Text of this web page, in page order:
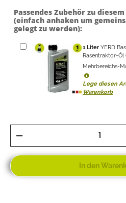
Passendes Zubehör zu
(einfach anhaken um
gelegt zu werden):
1 LiterYERD
Rasentraktor-Öl
Mehrbereichs-
Lege diesen
Warenkorb
In den